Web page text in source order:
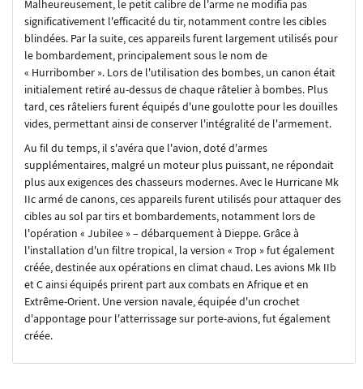
Malheureusement, le petit calibre de l'arme ne modifia pas
significativement l'efficacité du tir, notamment contre les cibles
blindées. Par la suite, ces appareils furent largement utilisés pour
le bombardement, principalement sous le nom de
« Hurribomber ». Lors de l'utilisation des bombes, un canon était
initialement retiré au-dessus de chaque râtelier à bombes. Plus
tard, ces râteliers furent équipés d'une goulotte pour les douilles
vides, permettant ainsi de conserver l'intégralité de l'armement.
Au fil du temps, il s'avéra que l'avion, doté d'armes
supplémentaires, malgré un moteur plus puissant, ne répondait
plus aux exigences des chasseurs modernes. Avec le Hurricane Mk
IIc armé de canons, ces appareils furent utilisés pour attaquer des
cibles au sol par tirs et bombardements, notamment lors de
l'opération « Jubilee » – débarquement à Dieppe. Grâce à
l'installation d'un filtre tropical, la version « Trop » fut également
créée, destinée aux opérations en climat chaud. Les avions Mk IIb
et C ainsi équipés prirent part aux combats en Afrique et en
Extrême-Orient. Une version navale, équipée d'un crochet
d'appontage pour l'atterrissage sur porte-avions, fut également
créée.